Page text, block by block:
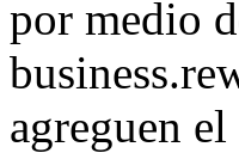
por medio
agreguen